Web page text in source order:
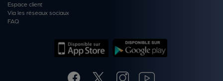
Espace client
Via les réseaux sociaux
FAQ